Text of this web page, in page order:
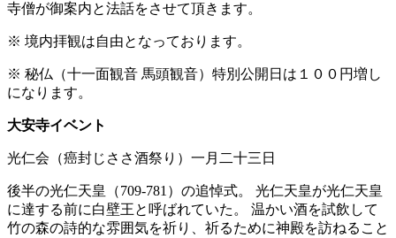
寺僧が御案内と法話をさせて頂きます。
※ 境内拝観は自由となっております。
※ 秘仏（十一面観音 馬頭観音）特別公開日は１００円増し
になります。
大安寺イベント
光仁会（癌封じささ酒祭り）一月二十三日
後半の光仁天皇（709-781）の追悼式。 光仁天皇が光仁天皇
に達する前に白壁王と呼ばれていた。 温かい酒を試飲して
竹の森の詩的な雰囲気を祈り、祈るために神殿を訪ねること